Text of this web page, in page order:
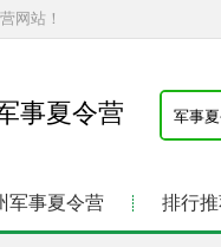
网站！
事夏令营
军事夏令营 排行